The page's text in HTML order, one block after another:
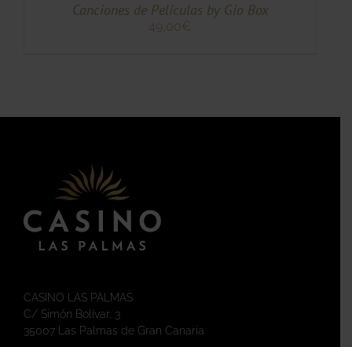
Canciones de Películas by Gio Box
49,00€
CASINO LAS PALMAS
C/ Simón Bolívar, 3
35007 Las Palmas de Gran Canaria